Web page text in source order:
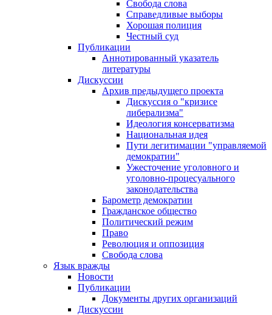
Свобода слова
Справедливые выборы
Хорошая полиция
Честный суд
Публикации
Аннотированный указатель
литературы
Дискуссии
Архив предыдущего проекта
Дискуссия о "кризисе
либерализма"
Идеология консерватизма
Национальная идея
Пути легитимации "управляемой
демократии"
Ужесточение уголовного и
уголовно-процесуального
законодательства
Барометр демократии
Гражданское общество
Политический режим
Право
Революция и оппозиция
Свобода слова
Язык вражды
Новости
Публикации
Документы других организаций
Дискуссии